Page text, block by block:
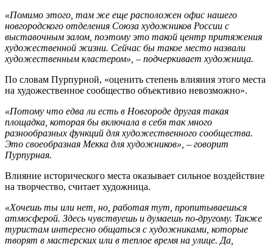
«Помимо этого, там же еще расположен офис нашего
новгородского отделения Союза художников России с
выставочным залом, поэтому это такой центр притяжения
художественной жизни. Сейчас бы такое место назвали
художественным кластером», – подчеркивает художница.
По словам Пурпурной, «оценить степень влияния этого места
на художественное сообщество объективно невозможно».
«Потому что едва ли есть в Новгороде другая такая
площадка, которая бы включала в себя так много
разнообразных функций для художественного сообщества.
Это своеобразная Мекка для художников», – говорит
Пурпурная.
Влияние исторического места оказывает сильное воздействие
на творчество, считает художница.
«Хочешь ты или нет, но, работая тут, пропитываешься
атмосферой. Здесь чувствуешь и думаешь по-другому. Также
туристам интересно общаться с художниками, которые
творят в мастерских или в теплое время на улице. Да,